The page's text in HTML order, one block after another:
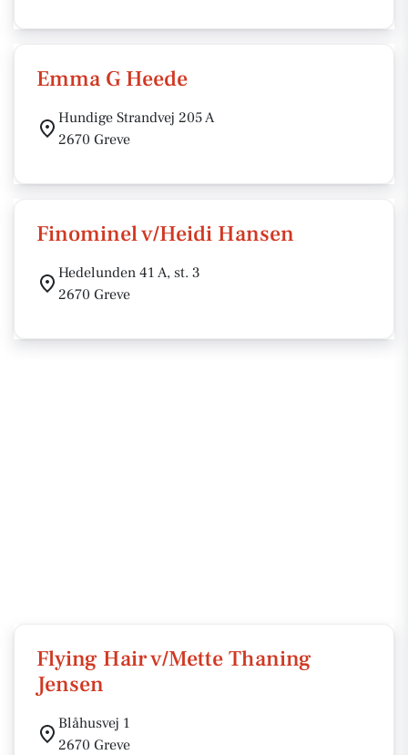
Emma G Heede
Hundige Strandvej 205 A
2670 Greve
Finominel v/Heidi Hansen
Hedelunden 41 A, st. 3
2670 Greve
Flying Hair v/Mette Thaning
Jensen
Blåhusvej 1
2670 Greve